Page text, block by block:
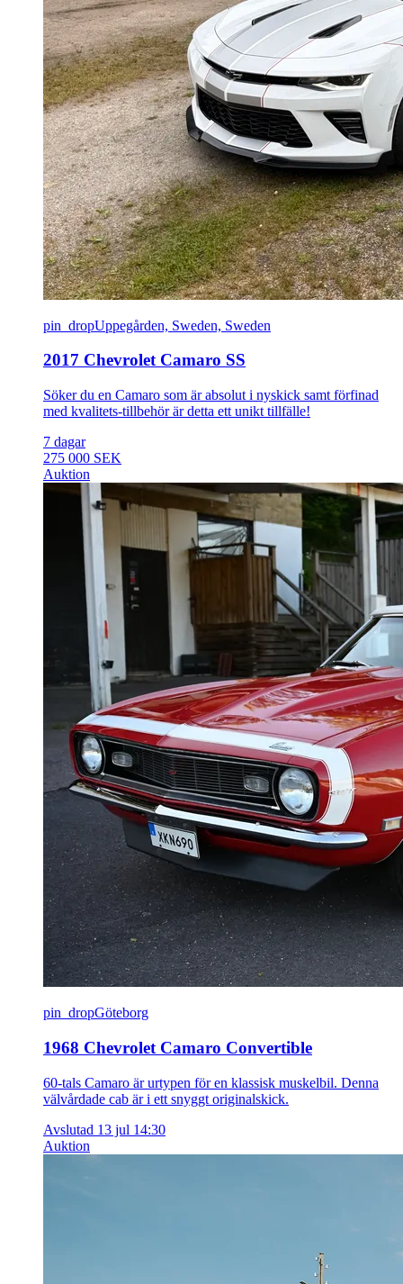
pin_dropUppegården, Sweden, Sweden
2017 Chevrolet Camaro SS
Söker du en Camaro som är absolut i nyskick samt förfinad
med kvalitets-tillbehör är detta ett unikt tillfälle!
7 dagar
275 000 SEK
Auktion
pin_dropGöteborg
1968 Chevrolet Camaro Convertible
60-tals Camaro är urtypen för en klassisk muskelbil. Denna
välvårdade cab är i ett snyggt originalskick.
Avslutad 13 jul 14:30
Auktion